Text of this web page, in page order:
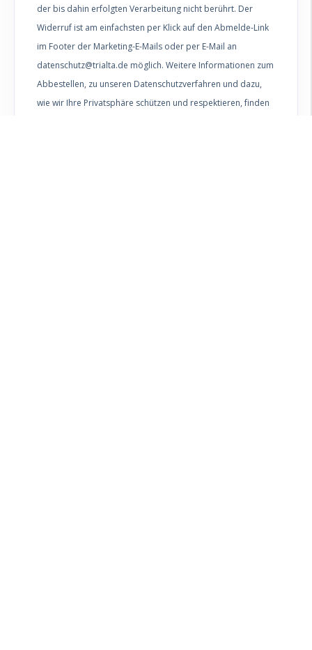
der bis dahin erfolgten Verarbeitung nicht berührt. Der
Widerruf ist am einfachsten per Klick auf den Abmelde-Link
im Footer der Marketing-E-Mails oder per E-Mail an
datenschutz@trialta.de möglich. Weitere Informationen zum
Abbestellen, zu unseren Datenschutzverfahren und dazu,
wie wir Ihre Privatsphäre schützen und respektieren, finden